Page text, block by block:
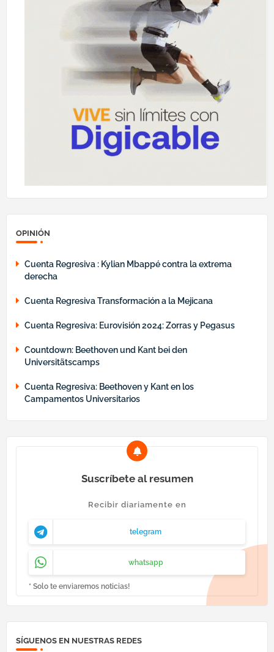
OPINIÓN
Cuenta Regresiva : Kylian Mbappé contra la extrema
derecha
Cuenta Regresiva Transformación a la Mejicana
Cuenta Regresiva: Eurovisión 2024: Zorras y Pegasus
Countdown: Beethoven und Kant bei den
Universitätscamps
Cuenta Regresiva: Beethoven y Kant en los
Campamentos Universitarios
Suscríbete al resumen
Recibir diariamente en
telegram
whatsapp
* Solo te enviaremos noticias!
SÍGUENOS EN NUESTRAS REDES